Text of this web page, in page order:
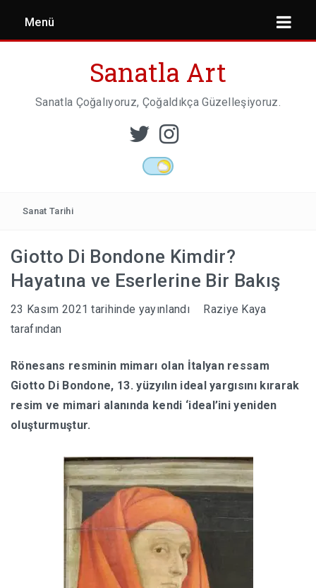
Menü
MIMARI
Sanatla Art
Sanatla Çoğalıyoruz, Çoğaldıkça Güzelleşiyoruz.
Sanat Tarihi
Giotto Di Bondone Kimdir?
Hayatına ve Eserlerine Bir Bakış
23 Kasım 2021 tarihinde yayınlandı
Raziye Kaya
tarafından
Rönesans resminin mimarı olan İtalyan ressam
Giotto Di Bondone, 13. yüzyılın ideal yargısını kırarak
resim ve mimari alanında kendi ‘ideal’ini yeniden
oluşturmuştur.